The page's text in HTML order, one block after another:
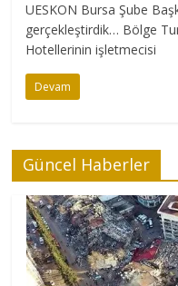
UESKON Bursa Şube
gerçekleştirdik… Bölge
Hotellerinin işletmecisi
Devam
Güncel Haberler